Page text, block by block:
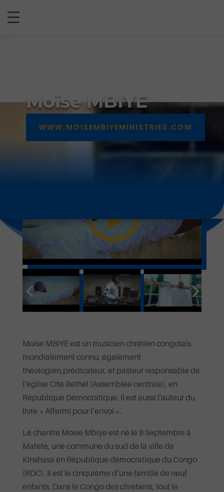
Moïse MBIYE
WWW.MOISEMBIYEMINISTRIES.COM
Moïse MBIYE est un musicien chrétien congolais
mondialement connu, également
théologien,prédicateur, et pasteur responsable de
l’église Cité Bethel (Assemblée centrale), en
République Démocratique. Il est aussi l'auteur du
livre « Affermi pour l’envol ».
Le chantre Moise Mbiye est né le 9 Septembre à
Matete, une commune du sud de la ville de
Kinshasa en République démocratique du Congo
(RDC). Il est le cinquième d’une famille de neuf
enfants. Dans le Congo des chrétiens, tout le